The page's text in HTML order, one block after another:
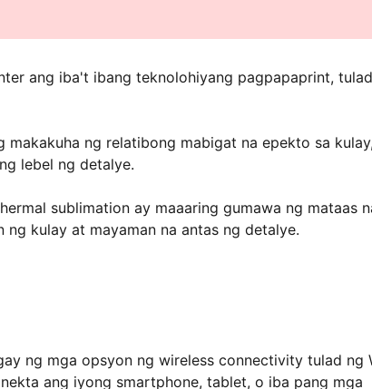
ang iba't ibang teknolohiyang pagpapaprint,
makakuha ng relatibong mabigat na epekto sa kulay,
lebel ng detalye.
sublimation ay maaaring gumawa ng mataas
kulay at mayaman na antas ng detalye.
ng mga opsyon ng wireless connectivity tulad ng
ang iyong smartphone, tablet, o iba pang mga